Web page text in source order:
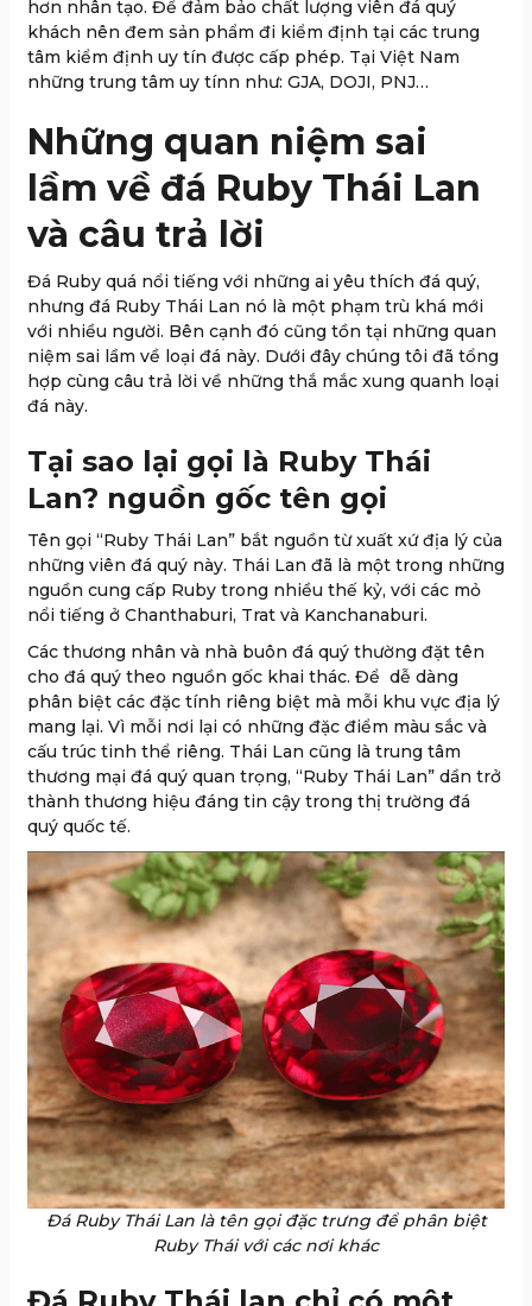
hơn nhân tạo. Để đảm bảo chất lượng viên đá quý
khách nên đem sản phẩm đi kiểm định tại các trung
tâm kiểm định uy tín được cấp phép. Tại Việt Nam
những trung tâm uy tínn như: GJA, DOJI, PNJ…
Những quan niệm sai
lầm về đá Ruby Thái Lan
và câu trả lời
Đá Ruby quá nổi tiếng với những ai yêu thích đá quý,
nhưng đá Ruby Thái Lan nó là một phạm trù khá mới
với nhiều người. Bên cạnh đó cũng tồn tại những quan
niệm sai lầm về loại đá này. Dưới đây chúng tôi đã tổng
hợp cùng câu trả lời về những thắ mắc xung quanh loại
đá này.
Tại sao lại gọi là Ruby Thái
Lan? nguồn gốc tên gọi
Tên gọi “Ruby Thái Lan” bắt nguồn từ xuất xứ địa lý của
những viên đá quý này. Thái Lan đã là một trong những
nguồn cung cấp Ruby trong nhiều thế kỷ, với các mỏ
nổi tiếng ở Chanthaburi, Trat và Kanchanaburi.
Các thương nhân và nhà buôn đá quý thường đặt tên
cho đá quý theo nguồn gốc khai thác. Để dễ dàng
phân biệt các đặc tính riêng biệt mà mỗi khu vực địa lý
mang lại. Vì mỗi nơi lại có những đặc điểm màu sắc và
cấu trúc tinh thể riêng. Thái Lan cũng là trung tâm
thương mại đá quý quan trọng, “Ruby Thái Lan” dần trở
thành thương hiệu đáng tin cậy trong thị trường đá
quý quốc tế.
Đá Ruby Thái Lan là tên gọi đặc trưng để phân biệt
Ruby Thái với các nơi khác